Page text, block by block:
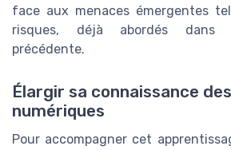
face aux menaces émergentes
risques, déjà abordés dans
précédente.
Élargir sa connaissance
numériques
Pour accompagner cet